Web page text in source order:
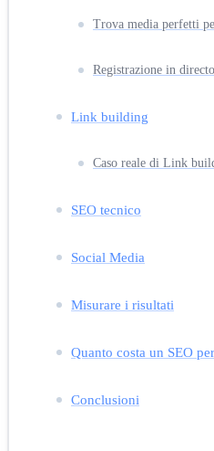
Trova media perfetti
Registrazione in
Link building
Caso reale di Link
SEO tecnico
Social Media
Misurare i risultati
Quanto costa un SEO
Conclusioni